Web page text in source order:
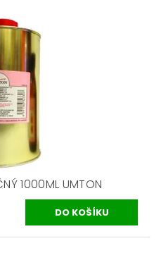
1000ML UMTON